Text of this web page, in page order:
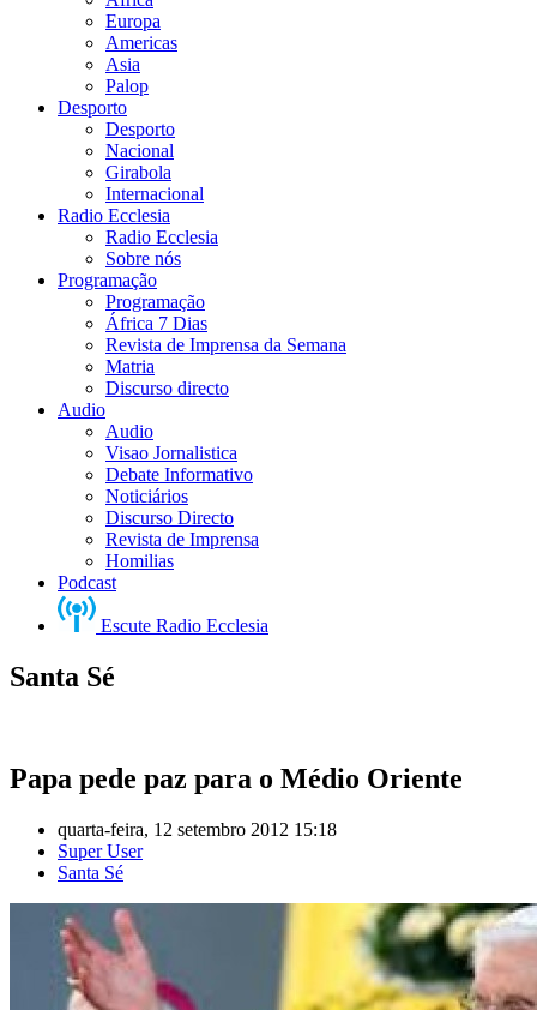
Europa
Americas
Asia
Palop
Desporto
Desporto
Nacional
Girabola
Internacional
Radio Ecclesia
Radio Ecclesia
Sobre nós
Programação
Programação
África 7 Dias
Revista de Imprensa da Semana
Matria
Discurso directo
Audio
Audio
Visao Jornalistica
Debate Informativo
Noticiários
Discurso Directo
Revista de Imprensa
Homilias
Podcast
Escute Radio Ecclesia
Santa Sé
Papa pede paz para o Médio Oriente
quarta-feira, 12 setembro 2012 15:18
Super User
Santa Sé